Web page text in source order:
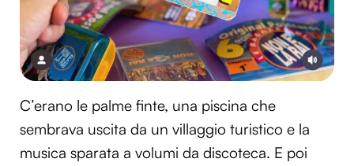
C’erano le palme finte, una piscina che
sembrava uscita da un villaggio turistico e la
musica sparata a volumi da discoteca. E poi